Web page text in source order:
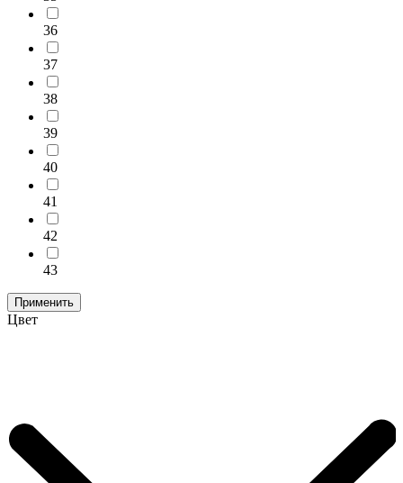
36
37
38
39
40
41
42
43
Применить
Цвет